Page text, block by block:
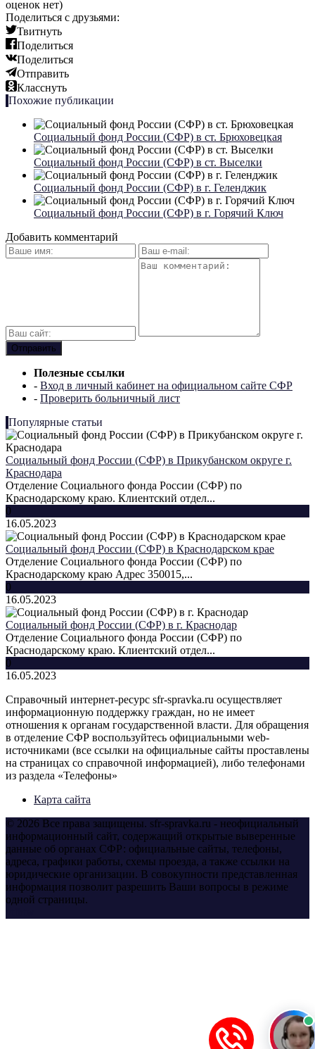
оценок нет)
Поделиться с друзьями:
Твитнуть
Поделиться
Поделиться
Отправить
Класснуть
Похожие публикации
Социальный фонд России (СФР) в ст. Брюховецкая
Социальный фонд России (СФР) в ст. Выселки
Социальный фонд России (СФР) в г. Геленджик
Социальный фонд России (СФР) в г. Горячий Ключ
Добавить комментарий
Полезные ссылки
- Вход в личный кабинет на официальном сайте СФР
- Проверить больничный лист
Популярные статьи
Социальный фонд России (СФР) в Прикубанском округе г.
Краснодара
Отделение Социального фонда России (СФР) по
Краснодарскому краю. Клиентский отдел...
0
16.05.2023
Социальный фонд России (СФР) в Краснодарском крае
Отделение Социального фонда России (СФР) по
Краснодарскому краю Адрес 350015,...
0
16.05.2023
Социальный фонд России (СФР) в г. Краснодар
Отделение Социального фонда России (СФР) по
Краснодарскому краю. Клиентский отдел...
0
16.05.2023
Справочный интернет-ресурс sfr-spravka.ru осуществляет
информационную поддержку граждан, но не имеет
отношения к органам государственной власти. Для обращения
в отделение СФР воспользуйтесь официальными web-
источниками (все ссылки на официальные сайты проставлены
на страницах со справочной информацией), либо телефонами
из раздела «Телефоны»
Карта сайта
© 2026 Все права защищены. sfr-spravka.ru - неофициальный
информационный сайт, содержащий открытые выверенные
данные об органах СФР: официальные сайты, телефоны,
адреса, графики работы, схемы проезда, а также ссылки на
юридические организации. В совокупности представленная
информация позволит разрешить Ваши вопросы в режиме
одной страницы.